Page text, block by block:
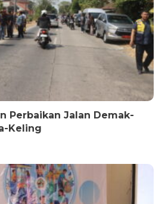
Perbaikan Jalan Demak-
Keling